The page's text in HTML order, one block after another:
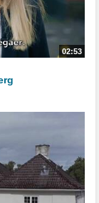
02:53